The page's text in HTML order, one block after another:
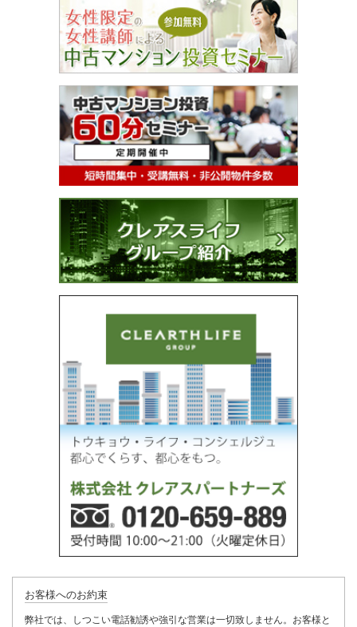
お客様へのお約束
弊社では、しつこい電話勧誘や強引な営業は一切致しません。お客様と